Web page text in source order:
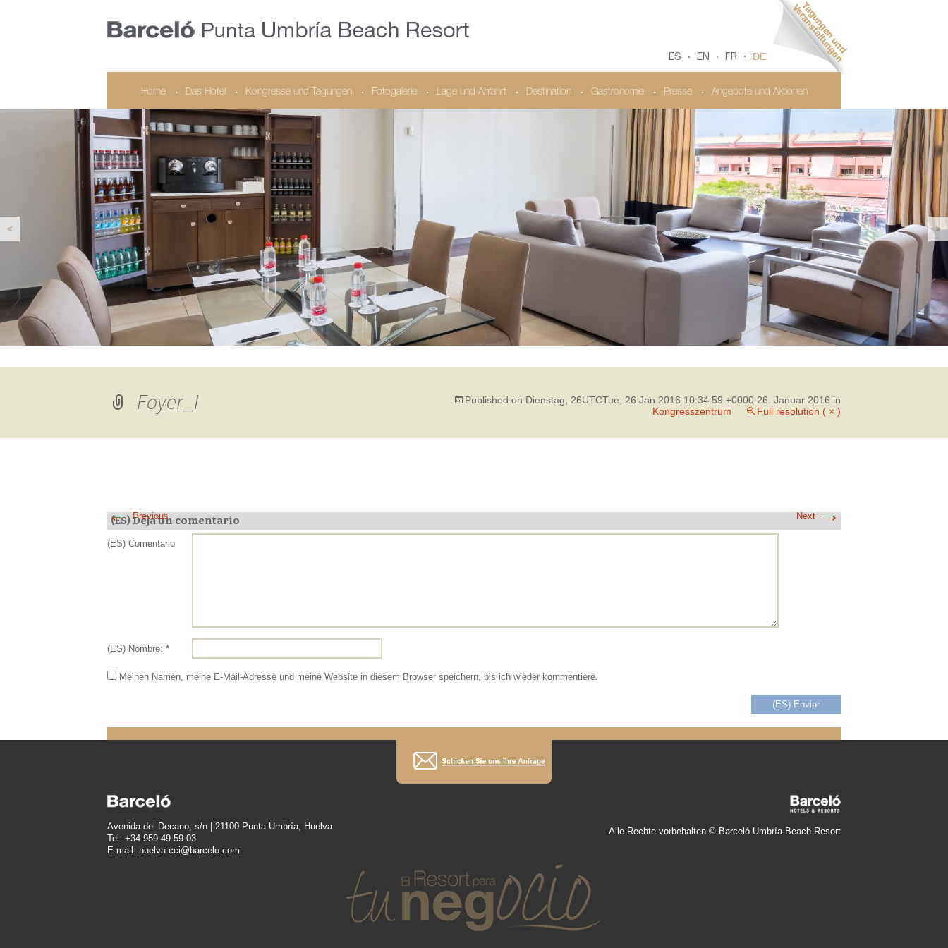
ES EN FR DE
Home Das Hotel Kongresse und Tagungen Fotogalerie Lage und Anfahrt Destination Gastronomie Presse Angebote und Aktionen
< >
Foyer_I Published on Dienstag, 26UTCTue, 26 Jan 2016 10:34:59 +0000 26. Januar 2016 in
Kongresszentrum
Full resolution ( × )
←Previous Next→
(ES) Deja un comentario
(ES) Comentario
(ES) Nombre: *
Meinen Namen, meine E-Mail-Adresse und meine Website in diesem Browser speichern, bis ich wieder kommentiere.
Avenida del Decano, s/n | 21100 Punta Umbría, Huelva
Tel: +34 959 49 59 03
E-mail: huelva.cci@barcelo.com
Alle Rechte vorbehalten © Barceló Umbría Beach Resort